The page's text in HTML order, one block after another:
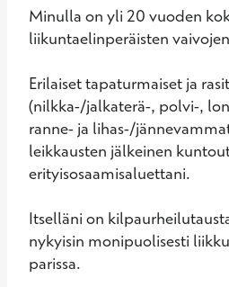
Minulla on yli 20 vuoden
liikuntaelinperäisten
Erilaiset tapaturmaiset ja
(nilkka-/jalkaterä-, polvi-,
ranne- ja lihas-/
leikkausten jälkeinen
erityisosaamisaluettani.
Itselläni on
nykyisin monipuolisesti
parissa.